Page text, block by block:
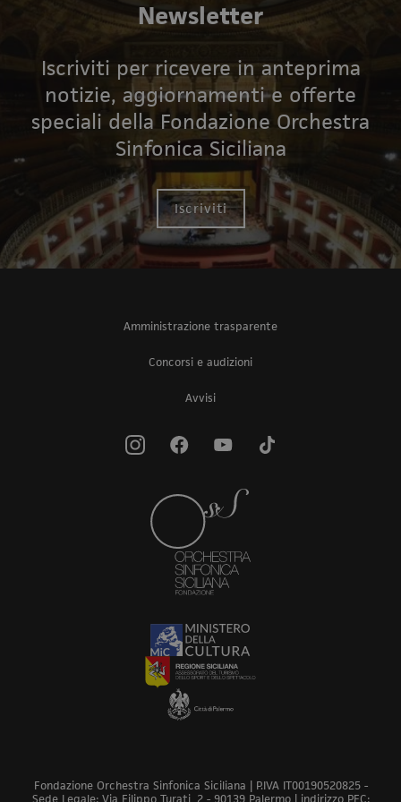
Newsletter
Iscriviti per ricevere in anteprima
notizie, aggiornamenti e offerte
speciali della Fondazione Orchestra
Sinfonica Siciliana
Iscriviti
Amministrazione trasparente
Concorsi e audizioni
Avvisi
Fondazione Orchestra Sinfonica Siciliana | P.IVA IT00190520825 -